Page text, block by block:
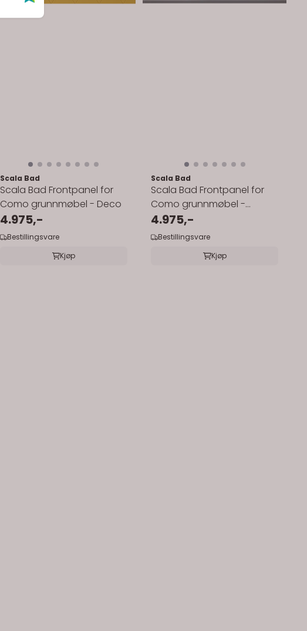
Scala Bad
Scala Bad Frontpanel for
Como grunnmøbel - Deco
4.975,-
Bestillingsvare
Kjøp
Scala Bad
Scala Bad Frontpanel for
Como grunnmøbel -
Liggende spiler
4.975,-
Bestillingsvare
Kjøp